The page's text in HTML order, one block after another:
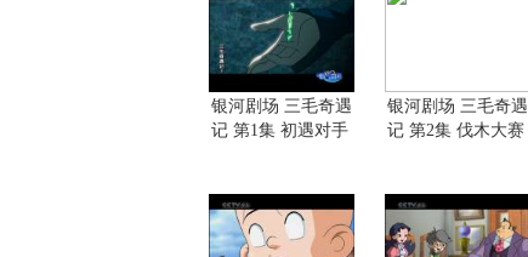
银河剧场 三毛奇遇
记 第1集 初遇对手
银河剧场 三毛奇遇
记 第2集 伐木大赛